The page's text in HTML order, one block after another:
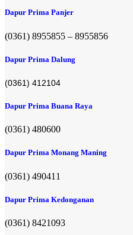
Dapur Prima Panjer
(0361) 8955855 – 8955856​
Dapur Prima Dalung
(0361) 412104
Dapur Prima Buana Raya
(0361) 480600
Dapur Prima Monang Maning
(0361) 490411​
Dapur Prima Kedonganan
(0361) 8421093